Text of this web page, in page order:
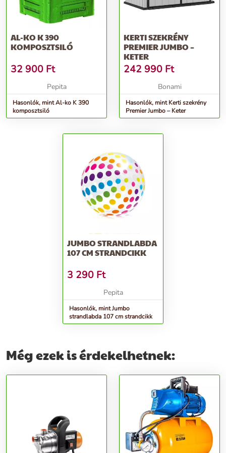
AL-KO K 390
KOMPOSZTSILÓ
32 900 Ft
Pepita
Hasonlók, mint Al-ko K 390
komposztsiló
KERTI SZEKRÉNY
PREMIER JUMBO –
KETER
242 990 Ft
Bonami
Hasonlók, mint Kerti szekrény
Premier Jumbo – Keter
JUMBO STRANDLABDA
107 CM STRANDCIKK
3 290 Ft
Pepita
Hasonlók, mint Jumbo
strandlabda 107 cm strandcikk
Még ezek is érdekelhetnek: